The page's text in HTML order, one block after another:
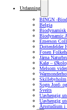
Utdanning
BINGN -
Belgia
Biodynamisk
Biodynamic
Emerson
Dottenfelder
Fosen
Järna
Kalø –
Melsom
Skillebyholm
Sogn Jord-
Sveits
Uavhengig
Uavhengig
Årsstudium i